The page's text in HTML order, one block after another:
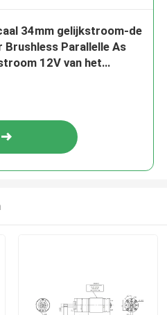
34mm gelijkstroom-de
Brushless Parallelle As
12V van het